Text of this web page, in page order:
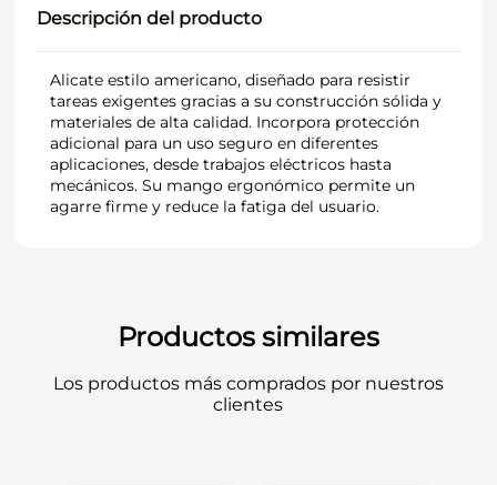
Descripción del producto
Alicate estilo americano, diseñado para resistir
tareas exigentes gracias a su construcción sólida y
materiales de alta calidad. Incorpora protección
adicional para un uso seguro en diferentes
aplicaciones, desde trabajos eléctricos hasta
mecánicos. Su mango ergonómico permite un
agarre firme y reduce la fatiga del usuario.
Productos similares
Los productos más comprados por nuestros
clientes